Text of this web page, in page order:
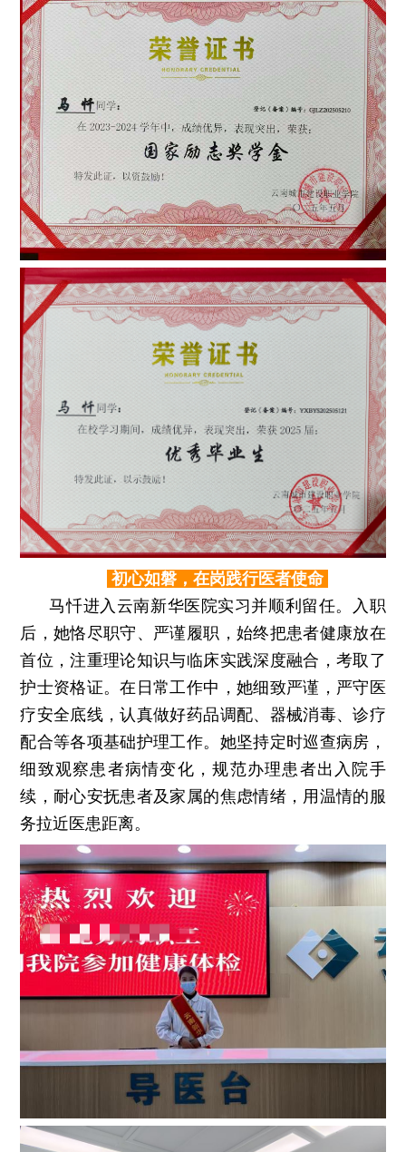
初心如磐，在岗践行医者使命
马忏进入云南新华医院实习并顺利留任。入职
后，她恪尽职守、严谨履职，始终把患者健康放在
首位，注重理论知识与临床实践深度融合，考取了
护士资格证。在日常工作中，她细致严谨，严守医
疗安全底线，认真做好药品调配、器械消毒、诊疗
配合等各项基础护理工作。她坚持定时巡查病房，
细致观察患者病情变化，规范办理患者出入院手
续，耐心安抚患者及家属的焦虑情绪，用温情的服
务拉近医患距离。